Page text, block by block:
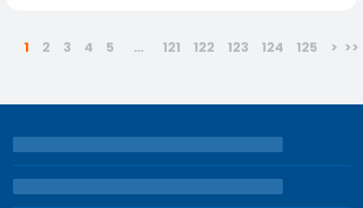
1 2 3 4 5 ... 121 122 123 124 125 > >>